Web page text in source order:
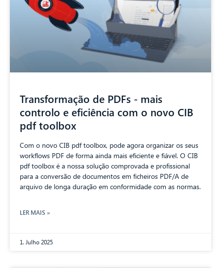
Transformação de PDFs - mais
controlo e eficiência com o novo CIB
pdf toolbox
Com o novo CIB pdf toolbox, pode agora organizar os seus
workflows PDF de forma ainda mais eficiente e fiável. O CIB
pdf toolbox é a nossa solução comprovada e profissional
para a conversão de documentos em ficheiros PDF/A de
arquivo de longa duração em conformidade com as normas.
LER MAIS »
1. Julho 2025